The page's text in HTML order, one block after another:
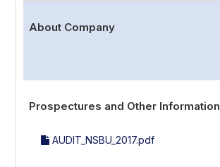
About Company
Prospectures and Other Information
AUDIT_NSBU_2017.pdf